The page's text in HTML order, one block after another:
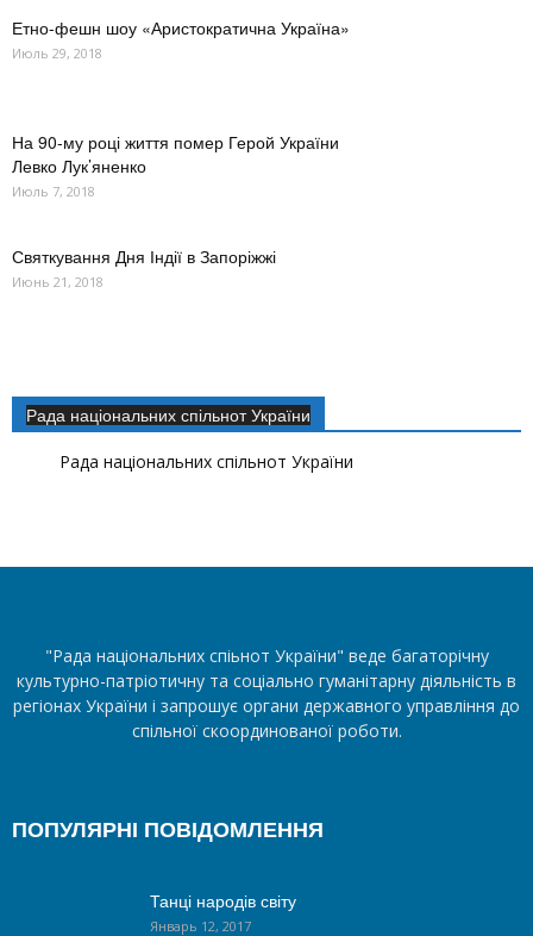
Етно-фешн шоу «Аристократична Україна»
Июль 29, 2018
На 90-му році життя помер Герой України
Левко Лук’яненко
Июль 7, 2018
Святкування Дня Індії в Запоріжжі
Июнь 21, 2018
Рада національних спільнот України
Рада національних спільнот України
"Рада національних спіьнот України" веде багаторічну
культурно-патріотичну та соціально гуманітарну діяльність в
регіонах України і запрошує органи державного управління до
спільної скоординованої роботи.
ПОПУЛЯРНІ ПОВІДОМЛЕННЯ
Танці народів світу
Январь 12, 2017